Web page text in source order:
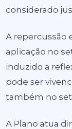
considerado
A repercussão
aplicação no
induzido a
pode ser
também no
A Plano atua